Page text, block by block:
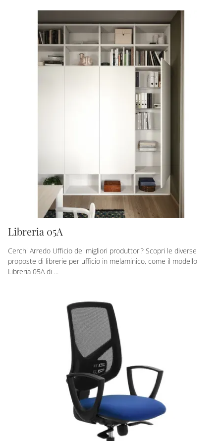
Libreria 05A
Cerchi Arredo Ufficio dei migliori produttori? Scopri le diverse
proposte di librerie per ufficio in melaminico, come il modello
Libreria 05A di ...